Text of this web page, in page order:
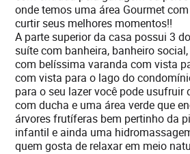
onde temos uma área Gourmet
curtir seus melhores momentos!!
A parte superior da casa possui 3
suíte com banheira, banheiro
com belíssima varanda com vista
com vista para o lago do
para o seu lazer você pode usufruir
com ducha e uma área verde que
árvores frutíferas bem pertinho da
infantil e ainda uma
quem gosta de relaxar em meio